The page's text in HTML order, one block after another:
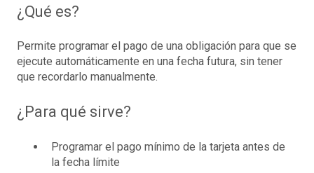
¿Qué es?
Permite programar el pago de una obligación para que se
ejecute automáticamente en una fecha futura, sin tener
que recordarlo manualmente.
¿Para qué sirve?
Programar el pago mínimo de la tarjeta antes de
la fecha límite